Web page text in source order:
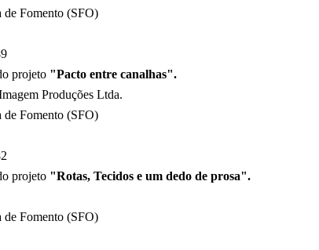
de Fomento (SFO)
projeto "Pacto entre canalhas".
Produções Ltda.
de Fomento (SFO)
projeto "Rotas, Tecidos e um dedo de prosa".
de Fomento (SFO)